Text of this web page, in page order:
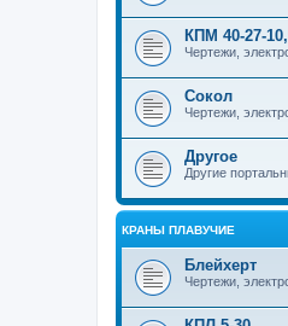
КПМ 40-27-
Чертежи,
Сокол
Чертежи,
Другое
Другие
КРАНЫ ПЛАВУЧИЕ
Блейхерт
Чертежи,